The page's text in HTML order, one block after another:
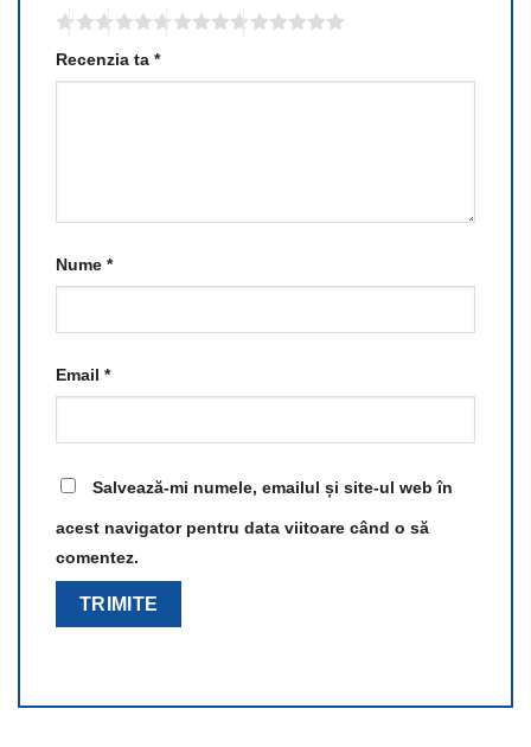
Recenzia ta *
Nume *
Email *
Salvează-mi numele, emailul și site-ul web în
acest navigator pentru data viitoare când o să
comentez.